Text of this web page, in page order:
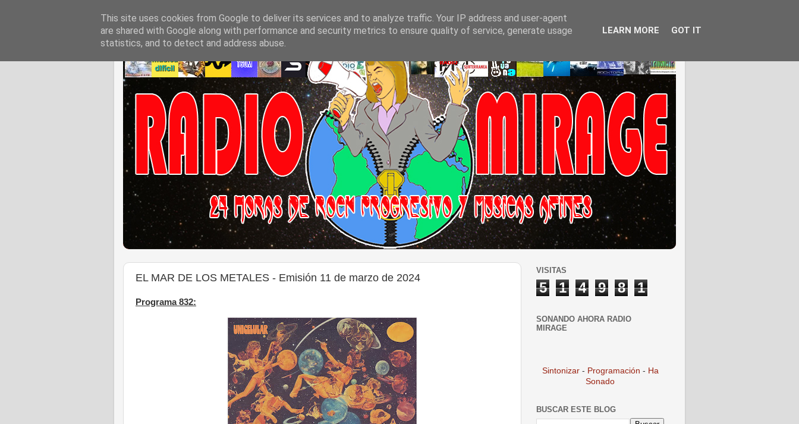
EL MAR DE LOS METALES - Emisión 11 de marzo de 2024
Programa 832:
VISITAS
5 1 4 9 8 1
SONANDO AHORA RADIO
MIRAGE
Sintonizar - Programación - Ha
Sonado
BUSCAR ESTE BLOG
This site uses cookies from Google to deliver its services and to analyze traffic. Your IP address and user-agent
are shared with Google along with performance and security metrics to ensure quality of service, generate usage
statistics, and to detect and address abuse.
LEARN MORE GOT IT